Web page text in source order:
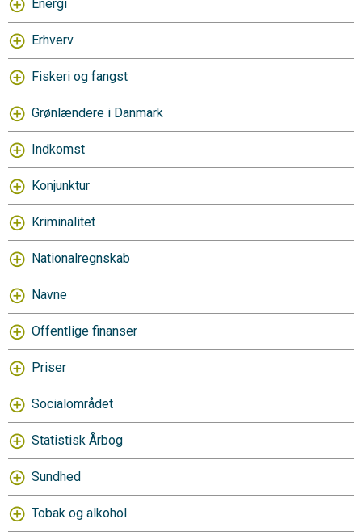
Energi
Erhverv
Fiskeri og fangst
Grønlændere i Danmark
Indkomst
Konjunktur
Kriminalitet
Nationalregnskab
Navne
Offentlige finanser
Priser
Socialområdet
Statistisk Årbog
Sundhed
Tobak og alkohol